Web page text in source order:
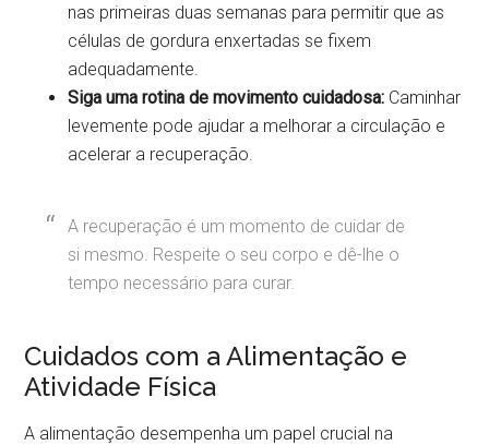
nas primeiras duas semanas para permitir que as
células de gordura enxertadas se fixem
adequadamente.
Siga uma rotina de movimento cuidadosa: Caminhar
levemente pode ajudar a melhorar a circulação e
acelerar a recuperação.
A recuperação é um momento de cuidar de
si mesmo. Respeite o seu corpo e dê-lhe o
tempo necessário para curar.
Cuidados com a Alimentação e
Atividade Física
A alimentação desempenha um papel crucial na